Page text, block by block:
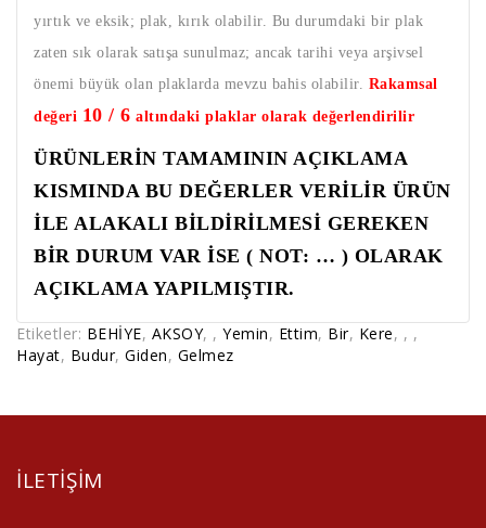
yırtık ve eksik; plak, kırık olabilir. Bu durumdaki bir plak
zaten sık olarak satışa sunulmaz; ancak tarihi veya arşivsel
önemi büyük olan plaklarda mevzu bahis olabilir. Rakamsal
değeri 10 / 6 altındaki plaklar olarak değerlendirilir
ÜRÜNLERİN TAMAMININ AÇIKLAMA
KISMINDA BU DEĞERLER VERİLİR ÜRÜN
İLE ALAKALI BİLDİRİLMESİ GEREKEN
BİR DURUM VAR İSE ( NOT: … ) OLARAK
AÇIKLAMA YAPILMIŞTIR.
Etiketler: BEHİYE, AKSOY, , Yemin, Ettim, Bir, Kere, , ,
Hayat, Budur, Giden, Gelmez
ILETIŞIM